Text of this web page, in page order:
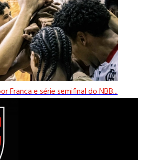
Franca e série semifinal do NBB...